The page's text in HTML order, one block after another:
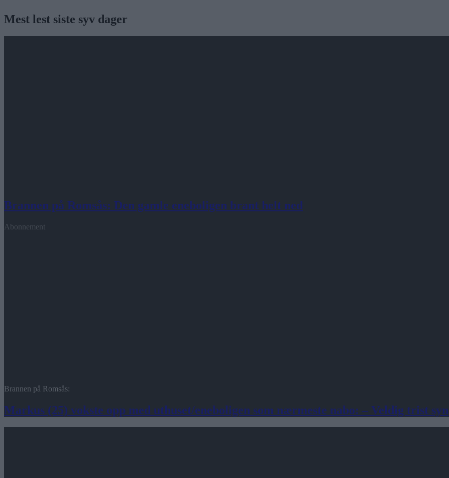
Mest lest siste syv dager
Brannen på Romsås: Den gamle eneboligen brant helt ned
Abonnement
Brannen på Romsås:
Markus (25) vokste opp med uthuset/eneboligen som nærmeste nabo: – Veldig trist syn